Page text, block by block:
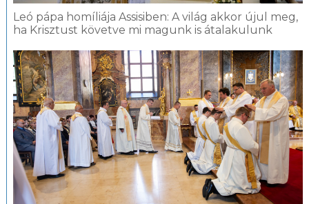
Leó pápa homíliája Assisiben: A világ akkor újul meg,
ha Krisztust követve mi magunk is átalakulunk